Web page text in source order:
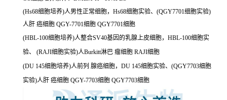
(Hs68细胞培养)人男性正常细胞，Hs68细胞实验、(QGY7701细胞实验)
人肝 癌细胞 QGY-7701细胞 QGY7701细胞
(HBL-100细胞培养)人整合SV40基因的乳腺上皮细胞，HBL-100细胞实
验、 (RAJI细胞实验)人Burkitt淋巴 瘤细胞 RAJI细胞
(DU 145细胞培养)人前列 腺癌细胞，DU 145细胞实验、(QGY7703细胞
实验)人肝 癌细胞 QGY-7703细胞 QGY7703细胞